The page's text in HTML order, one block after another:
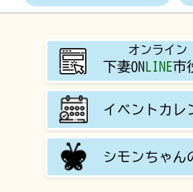
相談会」「出張登録会」の
2026年8月5日 観光・ビジネス・
貸付希望農地一覧（令和8年
2026年8月3日 くらし・手続き
外国人相談窓口を開設
2026年8月3日 くらし・手続き
オンライン
下妻ON LINE市
イベントカレ
シモンちゃん